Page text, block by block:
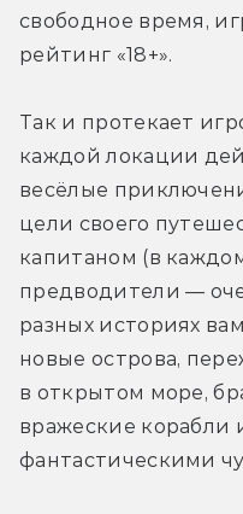
свободное время,
рейтинг «18+».
Так и протекает
каждой локации
весёлые
цели своего
капитаном (в
предводители —
разных историях
новые острова,
в открытом море,
вражеские корабли
фантастическими